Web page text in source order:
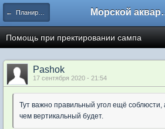
← Планирую морской аквариум Морской
Помощь при пректировании сампа
Pashok
17 сентября 2020 - 21:54
Тут важно правильный угол ещё соблюсти,
чем вертикальный будет.